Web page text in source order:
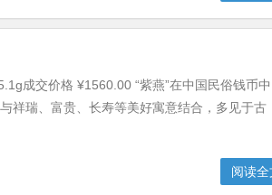
成交价格 ¥1560.00 ​“紫燕”​在中国民俗钱币中
祥瑞、富贵、长寿等美好寓意结合，多见于古
阅读全